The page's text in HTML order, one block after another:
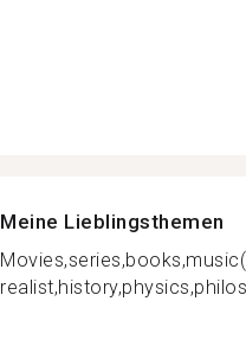
Meine Lieblingsthemen